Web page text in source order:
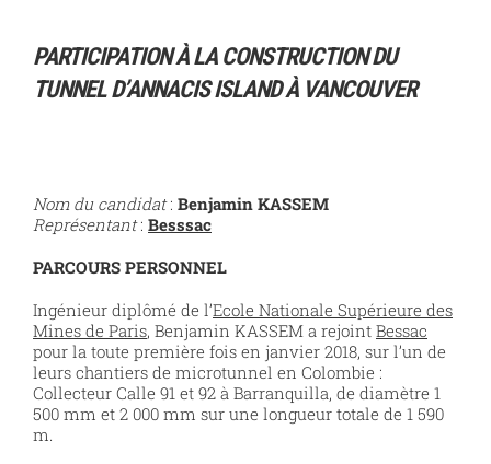
PARTICIPATION À LA CONSTRUCTION DU
TUNNEL D’ANNACIS ISLAND À VANCOUVER
Nom du candidat: Benjamin KASSEM
Représentant: Besssac
PARCOURS PERSONNEL
Ingénieur diplômé de l’Ecole Nationale Supérieure des
Mines de Paris, Benjamin KASSEM a rejoint Bessac
pour la toute première fois en janvier 2018, sur l’un de
leurs chantiers de microtunnel en Colombie :
Collecteur Calle 91 et 92 à Barranquilla, de diamètre 1
500 mm et 2 000 mm sur une longueur totale de 1 590
m.